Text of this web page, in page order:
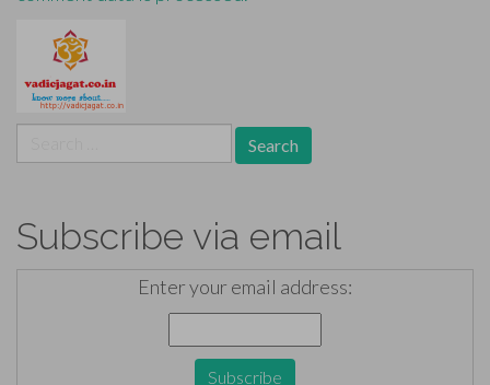
for:
Subscribe via email
Enter your email address: